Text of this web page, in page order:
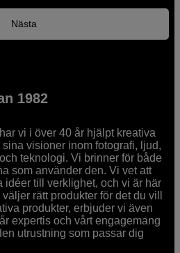
Nästa
1982
vi i över 40 år hjälpt kreativa
visioner inom fotografi, ljud,
teknologi. Vi brinner för både
som använder den. Vi vet att
idéer till verklighet, och vi är här
rätt produkter för det du vill
produkter, erbjuder vi även
expertis och vårt engagemang
utrustning som passar dig